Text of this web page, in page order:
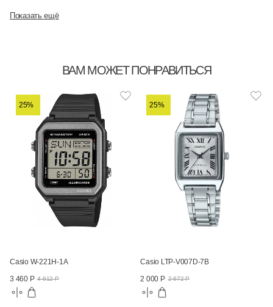
Показать ещё
ВАМ МОЖЕТ ПОНРАВИТЬСЯ
25%
Casio W-221H-1A
3 460 Р 4 612 Р
25%
Casio LTP-V007D-7B
2 000 Р 2 672 Р